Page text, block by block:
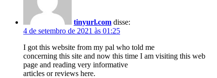
tinyurl.com disse:
4 de setembro de 2021 às 01:25
I got this website from my pal who told me
concerning this site and now this time I am visiting this web
page and reading very informative
articles or reviews here.